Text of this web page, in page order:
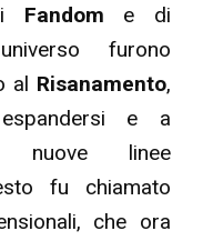
Fandom e di
furono
al Risanamento,
e a
nuove linee
fu chiamato
che ora